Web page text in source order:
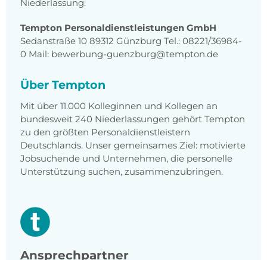
Niederlassung:
Tempton Personaldienstleistungen GmbH
Sedanstraße 10 89312 Günzburg Tel.: 08221/36984-
0 Mail: bewerbung-guenzburg@tempton.de
Über Tempton
Mit über 11.000 Kolleginnen und Kollegen an
bundesweit 240 Niederlassungen gehört Tempton
zu den größten Personaldienstleistern
Deutschlands. Unser gemeinsames Ziel: motivierte
Jobsuchende und Unternehmen, die personelle
Unterstützung suchen, zusammenzubringen.
Ansprechpartner